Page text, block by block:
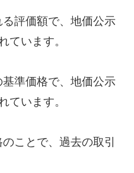
評価額で、地価公示
ています。
準価格で、地価公示
ています。
ことで、過去の取引